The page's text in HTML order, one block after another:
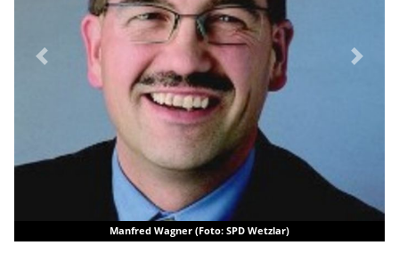
Manfred Wagner (Foto: SPD Wetzlar)
Previous Next